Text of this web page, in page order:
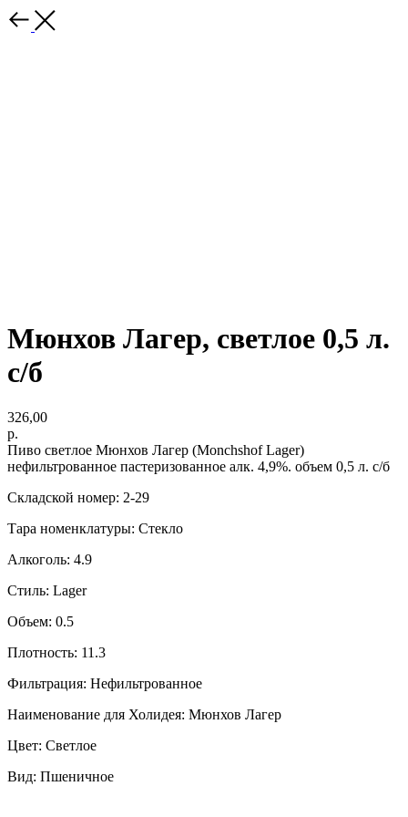
Мюнхов Лагер, светлое 0,5 л.
с/б
326,00
р.
Пиво светлое Мюнхов Лагер (Monchshof Lager)
нефильтрованное пастеризованное алк. 4,9%. объем 0,5 л. с/б
Складской номер: 2-29
Тара номенклатуры: Стекло
Алкоголь: 4.9
Стиль: Lager
Объем: 0.5
Плотность: 11.3
Фильтрация: Нефильтрованное
Наименование для Холидея: Мюнхов Лагер
Цвет: Светлое
Вид: Пшеничное